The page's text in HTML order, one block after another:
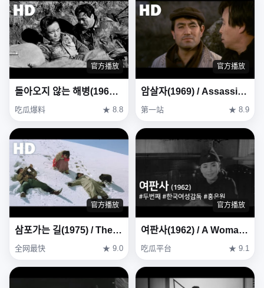
官方播放
돌아오지 않는 해병(1963) / The Marines Who Never Returned ( Dora-oji Anneun Haebyeong )
吃瓜爆料 ★ 8.8
官方播放
암살자(1969) / Assassin ( Amsalja )
第一站 ★ 8.9
官方播放
삼포가는 길(1975) / The Road to Sampo (Sampoganeun gil)
全网最快 ★ 9.0
官方播放
여판사(1962) / A Woman Judge ( Yeopansa )
吃瓜平台 ★ 9.1